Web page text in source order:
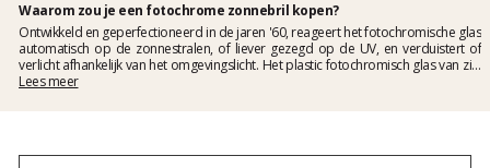
Waarom zou je een fotochrome zonnebril kopen?
Ontwikkeld en geperfectioneerd in de jaren '60, reageert het fotochromische glas
automatisch op de zonnestralen, of liever gezegd op de UV, en verduistert of
verlicht afhankelijk van het omgevingslicht. Het plastic fotochromisch glas van zijn
kant is van recentere datum en dateert uit de jaren tachtig van de vorige eeuw. Dit
Lees meer